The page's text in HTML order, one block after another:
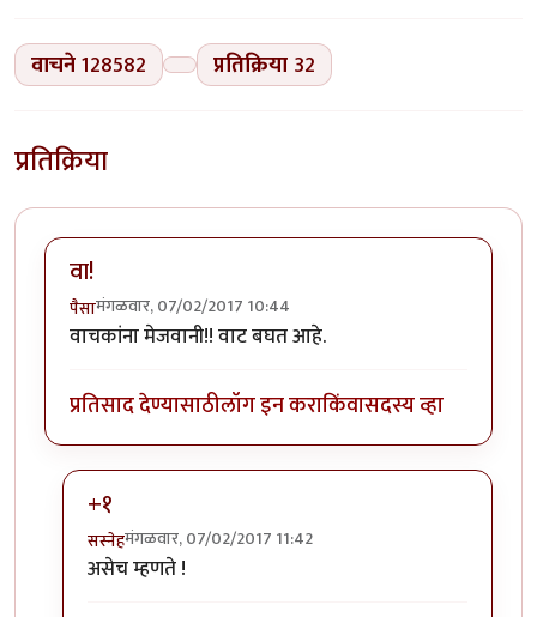
वाचने128582 प्रतिक्रिया 32
प्रतिक्रिया
वा!
पैसामंगळवार, 07/02/2017 10:44
वाचकांना मेजवानी!! वाट बघत आहे.
प्रतिसाद देण्यासाठीलॉग इन कराकिंवासदस्य व्हा
+१
सस्नेहमंगळवार, 07/02/2017 11:42
In reply toवा!
असेच म्हणते !